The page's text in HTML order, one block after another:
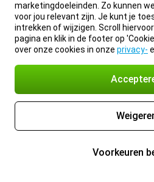
marketingdoeleinden. Zo kunnen
voor jou relevant zijn. Je kunt je
intrekken of wijzigen. Scroll
pagina en klik in de footer op
over onze cookies in onze privacy-
Voorkeuren